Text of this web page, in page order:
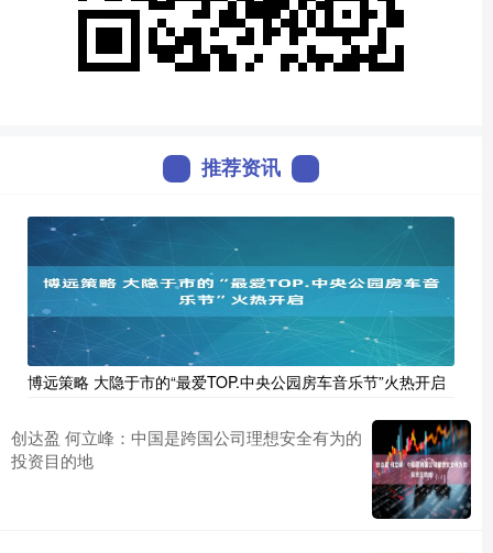
推荐资讯
博远策略 大隐于市的“最爱TOP.中央公园房车音乐节”火热开启
创达盈 何立峰：中国是跨国公司理想安全有为的
投资目的地